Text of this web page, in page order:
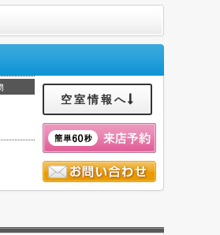
空室情報へ